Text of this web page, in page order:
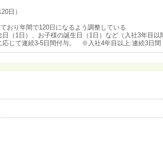
日）
おり年間で120日になるよう調整している
（1日）、お子様の誕生日（1日）など（入社3年目以
応じて連続3-5日間付与。 ※入社4年目以上:連続3日間